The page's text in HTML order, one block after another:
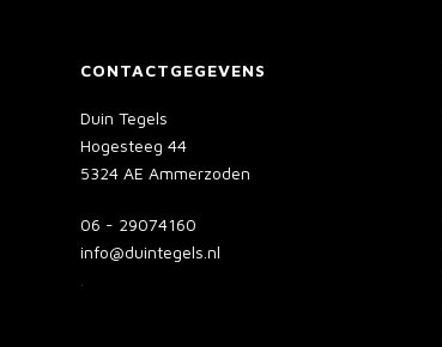
CONTACTGEGEVENS
Duin Tegels
Hogesteeg 44
5324 AE Ammerzoden
06 - 29074160
info@duintegels.nl